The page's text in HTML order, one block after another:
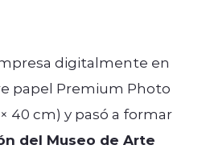
digitalmente en
papel Premium Photo
40 cm) y pasó a formar
del Museo de Arte